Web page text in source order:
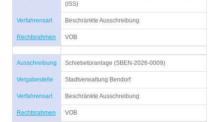
(ISS)
Verfahrensart Beschränkte Ausschreibung
Rechtsrahmen VOB
Ausschreibung Schiebetüranlage (SBEN-2026-0009)
Vergabestelle Stadtverwaltung Bendorf
Verfahrensart Beschränkte Ausschreibung
Rechtsrahmen VOB